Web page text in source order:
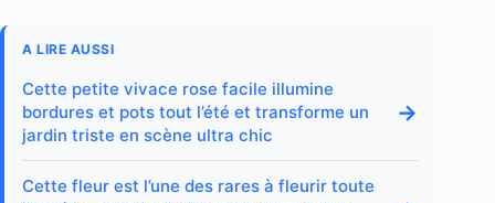
A LIRE AUSSI
Cette petite vivace rose facile illumine
bordures et pots tout l’été et transforme un
jardin triste en scène ultra chic
→
Cette fleur est l’une des rares à fleurir toute